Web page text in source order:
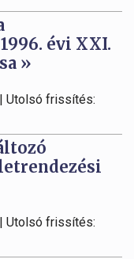
évi XXI.
»
Utolsó frissítés:
Utolsó frissítés: